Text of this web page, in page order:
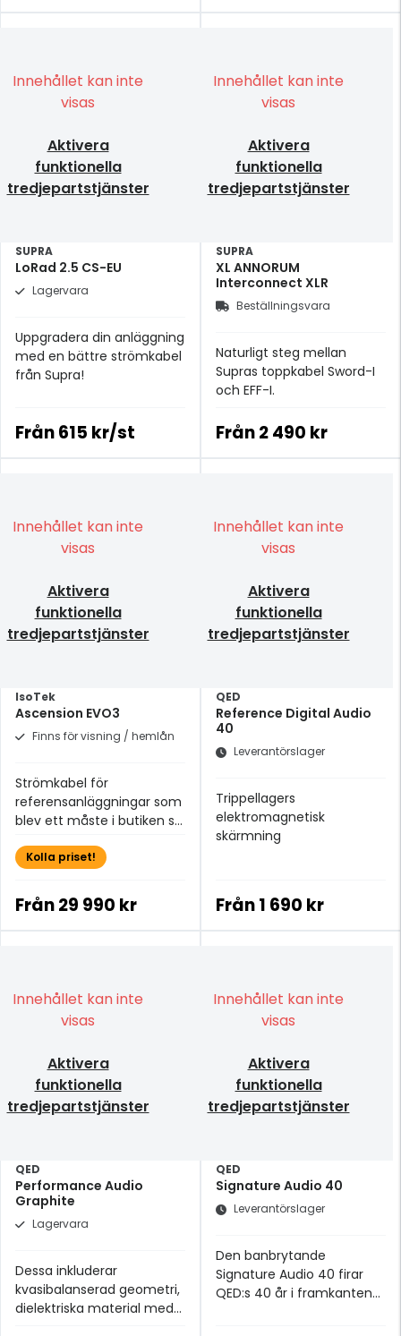
Innehållet kan inte
visas
Aktivera
funktionella
tredjepartstjänster
SUPRA
LoRad 2.5 CS-EU
Lagervara
Uppgradera din anläggning
med en bättre strömkabel
från Supra!
Från615 kr/st
Innehållet kan inte
visas
Aktivera
funktionella
tredjepartstjänster
SUPRA
XL ANNORUM
Interconnect XLR
Beställningsvara
Naturligt steg mellan
Supras toppkabel Sword-I
och EFF-I.
Från2 490 kr
Innehållet kan inte
visas
Aktivera
funktionella
tredjepartstjänster
IsoTek
Ascension EVO3
Finns för visning / hemlån
Strömkabel för
referensanläggningar som
blev ett måste i butiken så
Kolla priset!
Från29 990 kr
Innehållet kan inte
visas
Aktivera
funktionella
tredjepartstjänster
QED
Reference Digital Audio
40
Leverantörslager
Trippellagers
elektromagnetisk
skärmning
Från1 690 kr
Innehållet kan inte
visas
Aktivera
funktionella
tredjepartstjänster
QED
Performance Audio
Graphite
Lagervara
Dessa inkluderar
kvasibalanserad geometri,
dielektriska material med
Innehållet kan inte
visas
Aktivera
funktionella
tredjepartstjänster
QED
Signature Audio 40
Leverantörslager
Den banbrytande
Signature Audio 40 firar
QED:s 40 år i framkanten